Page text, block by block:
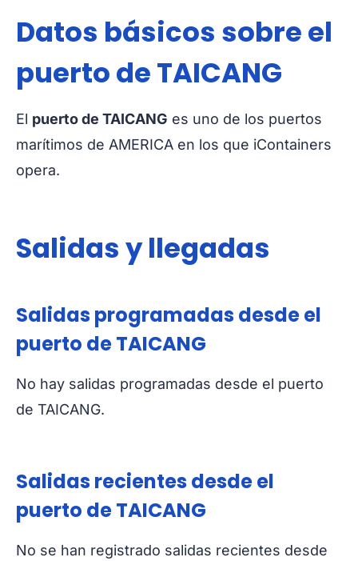
Datos básicos sobre el
puerto de TAICANG
El puerto de TAICANG es uno de los puertos
marítimos de AMERICA en los que iContainers
opera.
Salidas y llegadas
Salidas programadas desde el
puerto de TAICANG
No hay salidas programadas desde el puerto
de TAICANG.
Salidas recientes desde el
puerto de TAICANG
No se han registrado salidas recientes desde